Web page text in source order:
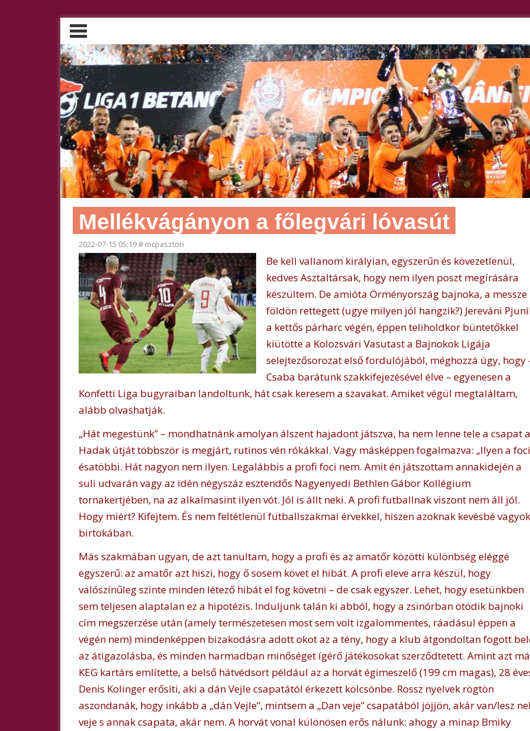
Mellékvágányon a főlegvári lóvasút
2022-07-15 05:19# mcpasztori
Be kell vallanom királyian, egyszerűn és kövezetlenül,
kedves Asztaltársak, hogy nem ilyen poszt megírására
készültem. De amióta Örményország bajnoka, a messze
földön rettegett (ugye milyen jól hangzik?) Jereváni
a kettős párharc végén, éppen teliholdkor büntetőkkel
kiütötte a Kolozsvári Vasutast a Bajnokok Ligája
selejtezősorozat első fordulójából, méghozzá úgy, hogy
Csaba barátunk szakkifejezésével élve – egyenesen a
Konfetti Liga bugyraiban landoltunk, hát csak keresem a szavakat. Amiket végül megtaláltam,
alább olvashatják.
„Hát megestünk” – mondhatnánk amolyan álszent hajadont játszva, ha nem lenne tele a csapat a
Hadak útját többször is megjárt, rutinos vén rókákkal. Vagy másképpen fogalmazva: „Ilyen a
ésatöbbi. Hát nagyon nem ilyen. Legalábbis a profi foci nem. Amit én játszottam annakidején a
suli udvarán vagy az idén négyszáz esztendős Nagyenyedi Bethlen Gábor Kollégium
tornakertjében, na az alkalmasint ilyen vót. Jól is állt neki. A profi futballnak viszont nem áll jól.
Hogy miért? Kifejtem. És nem feltétlenül futballszakmai érvekkel, hiszen azoknak kevésbé vagyok
birtokában.
Más szakmában ugyan, de azt tanultam, hogy a profi és az amatőr közötti különbség eléggé
egyszerű: az amatőr azt hiszi, hogy ő sosem követ el hibát. A profi eleve arra készül, hogy
valószínűleg szinte minden létező hibát el fog követni – de csak egyszer. Lehet, hogy esetünkben
sem teljesen alaptalan ez a hipotézis. Induljunk talán ki abból, hogy a zsinórban ötödik bajnoki
cím megszerzése után (amely természetesen most sem volt izgalommentes, ráadásul éppen a
végén nem) mindenképpen bizakodásra adott okot az a tény, hogy a klub átgondoltan fogott
az átigazolásba, és minden harmadban minőséget ígérő játékosokat szerződtetett. Amint azt
KEG kartárs említette, a belső hátvédsort például az a horvát égimeszelő (199 cm magas), 28
Denis Kolinger erősíti, aki a dán Vejle csapatától érkezett kölcsönbe. Rossz nyelvek rögtön
aszondanák, hogy inkább a „dán Vejle”, mintsem a „Dan veje” csapatából jöjjön, akár van/lesz
veje s annak csapata, akár nem. A horvát vonal különösen erős nálunk: ahogy a minap Bmiky